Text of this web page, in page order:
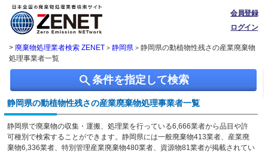
会員登録
ログイン
> 廃棄物処理業者検索 ZENET > 静岡県 > 静岡県の動植物性残さの産業廃棄物
処理事業者一覧
search条件を指定して検索
静岡県の動植物性残さの産業廃棄物処理事業者一覧
静岡県で廃棄物の収集・運搬、処理業を行っている6,666業者から品目や許
可種別で検索することができます。静岡県には一般廃棄物413業者、産業廃
棄物6,336業者、特別管理産業廃棄物480業者、資源物81業者が掲載されてい